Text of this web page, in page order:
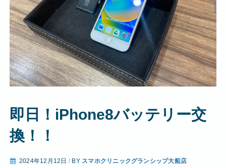
即日！iPhone8バッテリー交
換！！
2024年12月12日 / BY スマホクリニックグランシップ大船店